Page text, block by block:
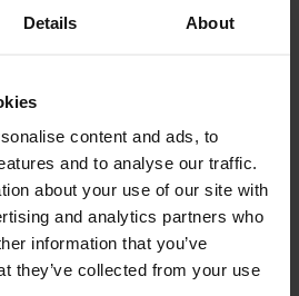
Details About
content and ads, to
and to analyse our traffic.
about your use of our site with
and analytics partners who
information that you’ve
they’ve collected from your use
CPX Industry
515 172